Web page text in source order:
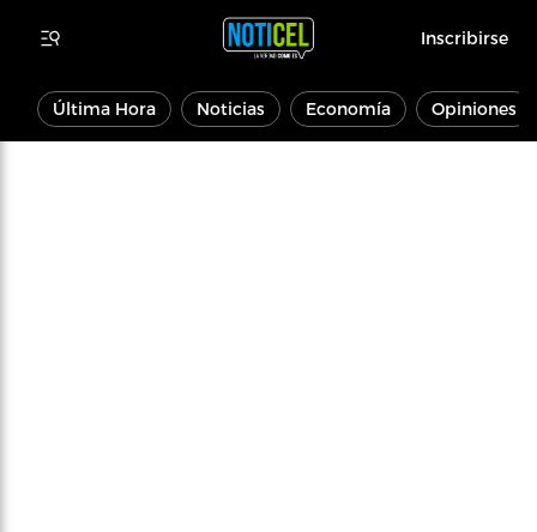
Inscribirse
Última Hora Noticias Economía Opiniones